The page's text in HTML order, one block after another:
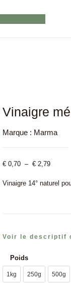
Vinaigre
Marque : Marma
€ 0,70 – € 2,79
Vinaigre 14° naturel
Voir le descriptif
Poids
1kg 250g 500g